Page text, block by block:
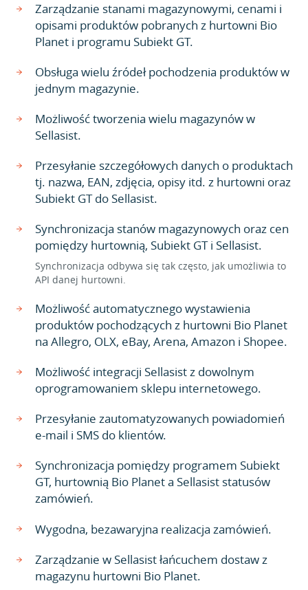
Zarządzanie stanami magazynowymi, cenami i
opisami produktów pobranych z hurtowni Bio
Planet i programu Subiekt GT.
Obsługa wielu źródeł pochodzenia produktów w
jednym magazynie.
Możliwość tworzenia wielu magazynów w
Sellasist.
Przesyłanie szczegółowych danych o produktach
tj. nazwa, EAN, zdjęcia, opisy itd. z hurtowni oraz
Subiekt GT do Sellasist.
Synchronizacja stanów magazynowych oraz cen
pomiędzy hurtownią, Subiekt GT i Sellasist.
Synchronizacja odbywa się tak często, jak umożliwia to
API danej hurtowni.
Możliwość automatycznego wystawienia
produktów pochodzących z hurtowni Bio Planet
na Allegro, OLX, eBay, Arena, Amazon i Shopee.
Możliwość integracji Sellasist z dowolnym
oprogramowaniem sklepu internetowego.
Przesyłanie zautomatyzowanych powiadomień
e-mail i SMS do klientów.
Synchronizacja pomiędzy programem Subiekt
GT, hurtownią Bio Planet a Sellasist statusów
zamówień.
Wygodna, bezawaryjna realizacja zamówień.
Zarządzanie w Sellasist łańcuchem dostaw z
magazynu hurtowni Bio Planet.